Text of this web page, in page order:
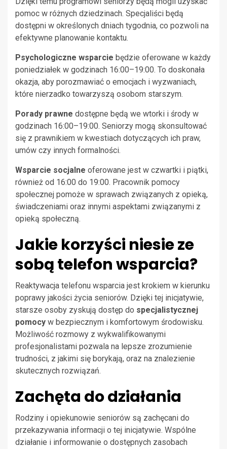
pomoc w różnych dziedzinach. Specjaliści będą
dostępni w określonych dniach tygodnia, co pozwoli na
efektywne planowanie kontaktu.
Psychologiczne wsparcie będzie oferowane w każdy
poniedziałek w godzinach 16:00–19:00. To doskonała
okazja, aby porozmawiać o emocjach i wyzwaniach,
które nierzadko towarzyszą osobom starszym.
Porady prawne dostępne będą we wtorki i środy w
godzinach 16:00–19:00. Seniorzy mogą skonsultować
się z prawnikiem w kwestiach dotyczących ich praw,
umów czy innych formalności.
Wsparcie socjalne oferowane jest w czwartki i piątki,
również od 16:00 do 19:00. Pracownik pomocy
społecznej pomoże w sprawach związanych z opieką,
świadczeniami oraz innymi aspektami związanymi z
opieką społeczną.
Jakie korzyści niesie ze
sobą telefon wsparcia?
Reaktywacja telefonu wsparcia jest krokiem w kierunku
poprawy jakości życia seniorów. Dzięki tej inicjatywie,
starsze osoby zyskują dostęp do specjalistycznej
pomocy w bezpiecznym i komfortowym środowisku.
Możliwość rozmowy z wykwalifikowanymi
profesjonalistami pozwala na lepsze zrozumienie
trudności, z jakimi się borykają, oraz na znalezienie
skutecznych rozwiązań.
Zachęta do działania
Rodziny i opiekunowie seniorów są zachęcani do
przekazywania informacji o tej inicjatywie. Wspólne
działanie i informowanie o dostępnych zasobach